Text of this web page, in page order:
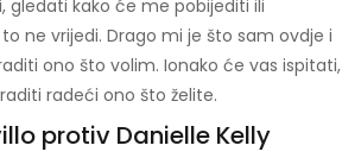
gledati kako će me pobijediti ili
ne vrijedi. Drago mi je što sam ovdje i
ono što volim. Ionako će vas ispitati,
radeći ono što želite.
protiv Danielle Kelly